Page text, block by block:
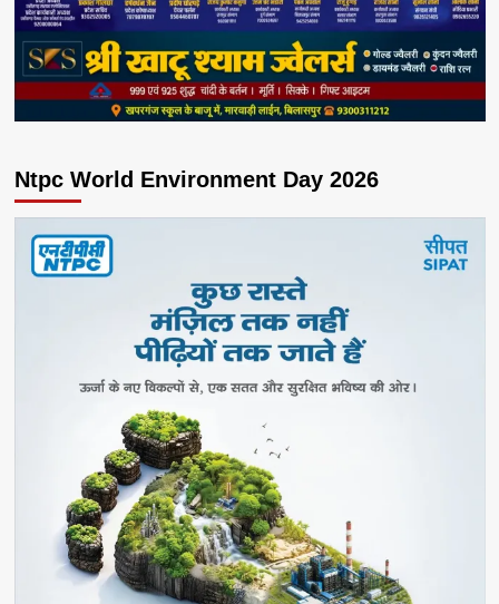
Ntpc World Environment Day 2026